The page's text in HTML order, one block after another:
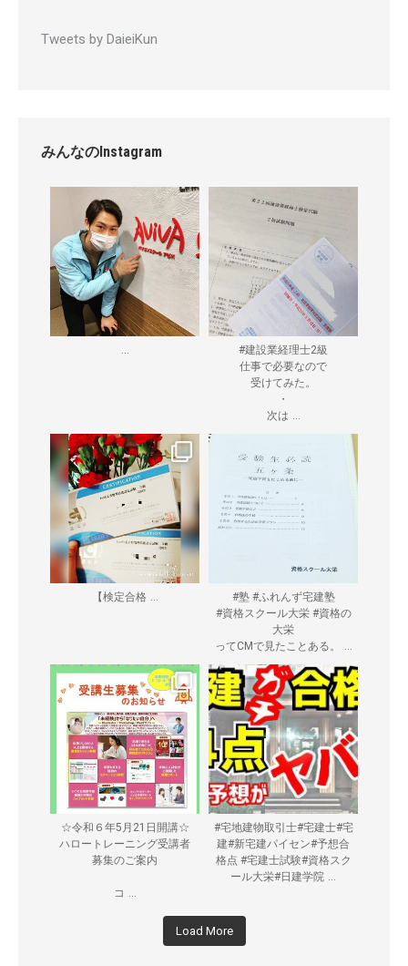
Tweets by DaieiKun
みんなのInstagram
...
#建設業経理士2級
仕事で必要なので
受けてみた。
・
次は ...
【検定合格 ...
#塾 #ふれんず宅建塾
#資格スクール大栄 #資格の
大栄
ってCMで見たことある。
...
☆令和６年5月21日開講☆
ハロートレーニング受講者
募集のご案内
コ ...
#宅地建物取引士#宅建士#宅
建#新宅建パイセン#予想合
格点 #宅建士試験#資格スク
ール大栄#日建学院 ...
Load More